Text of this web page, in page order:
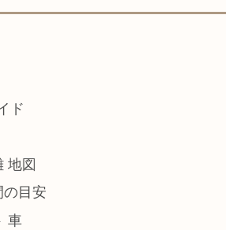
ド
地図
目安
車